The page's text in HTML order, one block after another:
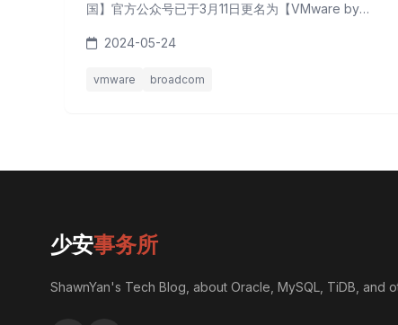
国】官方公众号已于3月11日更名为【VMware by
风拂面，好久不见 - 来自VMware 中国的问候 ，意味
普奔 这是一条注定要刷爆微信群和朋友圈的惊天喜
2024-05-24
vmware broadcom
少安事务所
ShawnYan's Tech Blog, about Oracle, MySQL, TiDB, and